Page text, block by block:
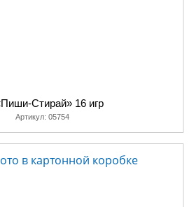
Стирай» 16 игр
Артикул: 05754